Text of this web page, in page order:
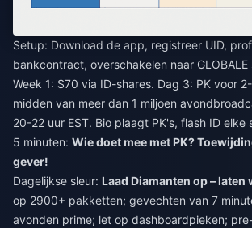
Setup: Download de app, registreer UID,
bankcontract, overschakelen naar GLOBALE
Week 1: $70 via ID-shares. Dag 3: PK voor
midden van meer dan 1 miljoen
20-22 uur EST. Bio plaagt PK's, flash ID elke
5 minuten: Wie doet mee met PK?
gever!
Dagelijkse sleur: Laad Diamanten op – laten
op 2900+ pakketten; gevechten van 7
avonden prime; let op dashboardpieken;